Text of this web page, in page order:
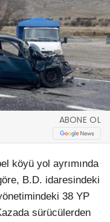
ABONE OL
köyü yol ayrımında
B.D. idaresindeki
38 YP
sürücülerden